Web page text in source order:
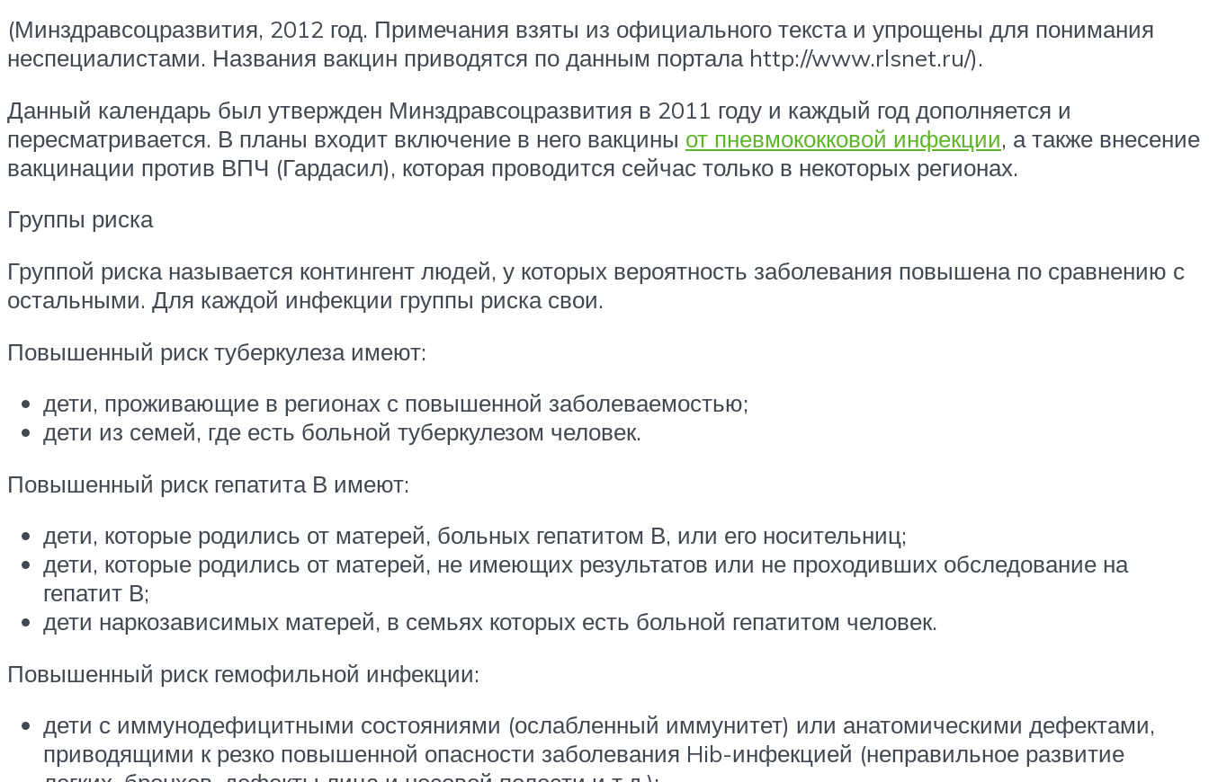
(Минздравсоцразвития, 2012 год. Примечания взяты из официального текста и упрощены для понимания
неспециалистами. Названия вакцин приводятся по данным портала http://www.rlsnet.ru/).
Данный календарь был утвержден Минздравсоцразвития в 2011 году и каждый год дополняется и
пересматривается. В планы входит включение в него вакцины от пневмококковой инфекции, а также внесение
вакцинации против ВПЧ (Гардасил), которая проводится сейчас только в некоторых регионах.
Группы риска
Группой риска называется контингент людей, у которых вероятность заболевания повышена по сравнению с
остальными. Для каждой инфекции группы риска свои.
Повышенный риск туберкулеза имеют:
дети, проживающие в регионах с повышенной заболеваемостью;
дети из семей, где есть больной туберкулезом человек.
Повышенный риск гепатита В имеют:
дети, которые родились от матерей, больных гепатитом В, или его носительниц;
дети, которые родились от матерей, не имеющих результатов или не проходивших обследование на
гепатит В;
дети наркозависимых матерей, в семьях которых есть больной гепатитом человек.
Повышенный риск гемофильной инфекции:
дети с иммунодефицитными состояниями (ослабленный иммунитет) или анатомическими дефектами,
приводящими к резко повышенной опасности заболевания Hib-инфекцией (неправильное развитие